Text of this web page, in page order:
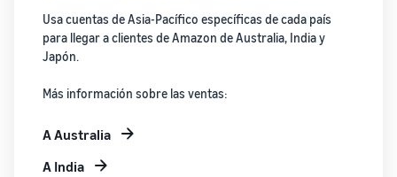
Usa cuentas de Asia-Pacífico específicas de cada país
para llegar a clientes de Amazon de Australia, India y
Japón.
Más información sobre las ventas:
A Australia
A India